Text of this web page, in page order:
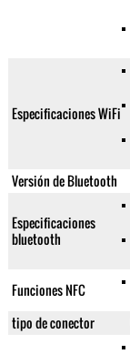
Especificaciones WiFi
Versión de Bluetooth
Especificaciones
bluetooth
Funciones NFC
tipo de conector